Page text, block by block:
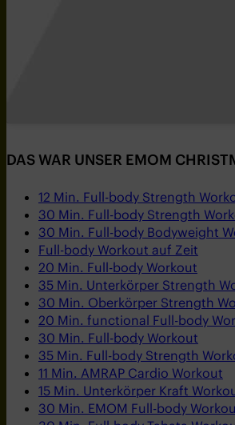
DAS WAR UNSER EMOM
12 Min. Full-body Strength
30 Min. Full-body Strength
30 Min. Full-body Bodyweight
Full-body Workout auf Zeit
20 Min. Full-body Workout
35 Min. Unterkörper Strength
30 Min. Oberkörper Strength
20 Min. functional Full-body
30 Min. Full-body Workout
35 Min. Full-body Strength
11 Min. AMRAP Cardio Workout
15 Min. Unterkörper Kraft
30 Min. EMOM Full-body